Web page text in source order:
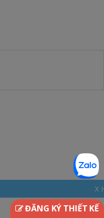
ĐĂNG KÝ THIẾT KẾ
X HOME -